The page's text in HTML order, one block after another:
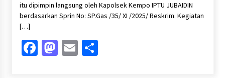
itu dipimpin langsung oleh Kapolsek Kempo IPTU JUBAIDIN
berdasarkan Sprin No: SP.Gas /35/ XI /2025/ Reskrim. Kegiatan
[…]
Facebook
Mastodon
EmailShare